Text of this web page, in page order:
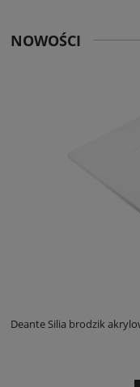
NOWOŚCI
Deante Silia brodzik